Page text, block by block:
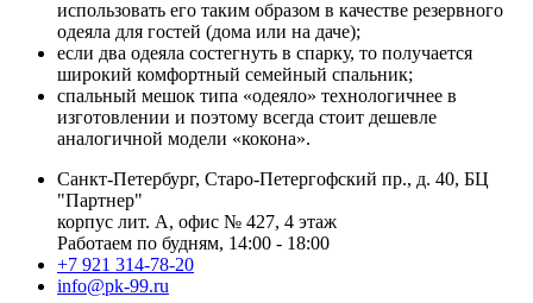
использовать его таким образом в качестве резервного
одеяла для гостей (дома или на даче);
если два одеяла состегнуть в спарку, то получается
широкий комфортный семейный спальник;
спальный мешок типа «одеяло» технологичнее в
изготовлении и поэтому всегда стоит дешевле
аналогичной модели «кокона».
Санкт-Петербург, Старо-Петергофский пр., д. 40, БЦ
"Партнер"
корпус лит. А, офис № 427, 4 этаж
Работаем по будням, 14:00 - 18:00
+7 921 314-78-20
info@pk-99.ru